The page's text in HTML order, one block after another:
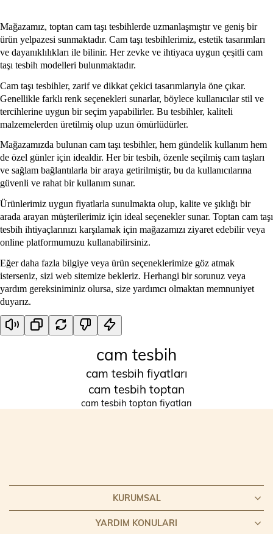
Mağazamız, toptan cam taşı tesbihlerde uzmanlaşmıştır ve geniş bir
ürün yelpazesi sunmaktadır. Cam taşı tesbihlerimiz, estetik tasarımları
ve dayanıklılıkları ile bilinir. Her zevke ve ihtiyaca uygun çeşitli cam
taşı tesbih modelleri bulunmaktadır.
Cam taşı tesbihler, zarif ve dikkat çekici tasarımlarıyla öne çıkar.
Genellikle farklı renk seçenekleri sunarlar, böylece kullanıcılar stil ve
tercihlerine uygun bir seçim yapabilirler. Bu tesbihler, kaliteli
malzemelerden üretilmiş olup uzun ömürlüdürler.
Mağazamızda bulunan cam taşı tesbihler, hem gündelik kullanım hem
de özel günler için idealdir. Her bir tesbih, özenle seçilmiş cam taşları
ve sağlam bağlantılarla bir araya getirilmiştir, bu da kullanıcılarına
güvenli ve rahat bir kullanım sunar.
Ürünlerimiz uygun fiyatlarla sunulmakta olup, kalite ve şıklığı bir
arada arayan müşterilerimiz için ideal seçenekler sunar. Toptan cam taşı
tesbih ihtiyaçlarınızı karşılamak için mağazamızı ziyaret edebilir veya
online platformumuzu kullanabilirsiniz.
Eğer daha fazla bilgiye veya ürün seçeneklerimize göz atmak
isterseniz, sizi web sitemize bekleriz. Herhangi bir sorunuz veya
yardım gereksiniminiz olursa, size yardımcı olmaktan memnuniyet
duyarız.
cam tesbih
cam tesbih fiyatları
cam tesbih toptan
cam tesbih toptan fiyatları
KURUMSAL
YARDIM KONULARI